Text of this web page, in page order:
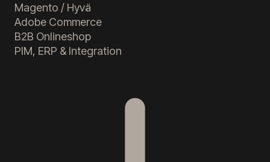
Magento / Hyvä
Adobe Commerce
B2B Onlineshop
PIM, ERP & Integration